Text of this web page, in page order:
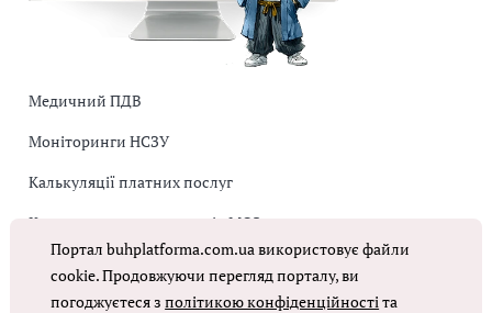
Медичний ПДВ
Моніторинги НСЗУ
Калькуляції платних послуг
Коригувальна накладна від МОЗ
Оплата праці в КНП
Портал buhplatforma.com.ua використовує файли
cookie. Продовжуючи перегляд порталу, ви
погоджуєтеся зполітикою конфіденційностіта